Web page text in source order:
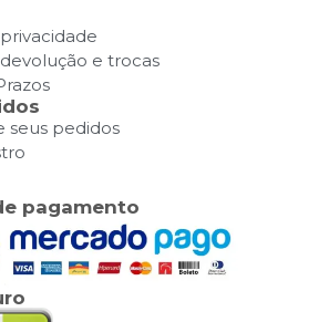
e trocas
seus pedidos
pagamento